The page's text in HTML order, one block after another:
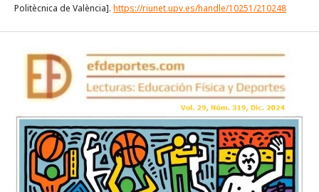
Politècnica de València]. https://riunet.upv.es/handle/10251/210248